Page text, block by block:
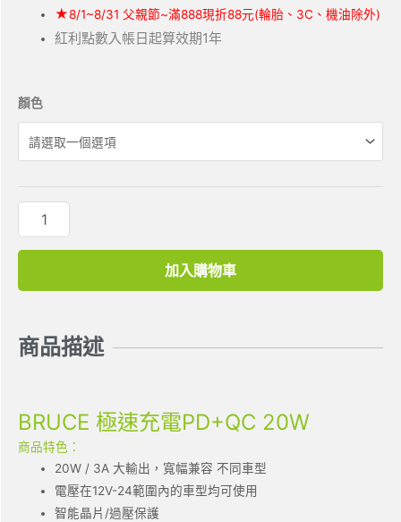
★8/1~8/31 父親節~滿888現折88元(輪胎、3C、機油除外)
紅利點數入帳日起算效期1年
顏色
加入購物車
商品描述
BRUCE 極速充電PD+QC 20W
商品特色：
20W / 3A 大輸出，寬幅兼容 不同車型
電壓在12V-24範圍內的車型均可使用
智能晶片/過壓保護